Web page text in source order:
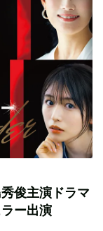
俊主演ドラマ
ー出演